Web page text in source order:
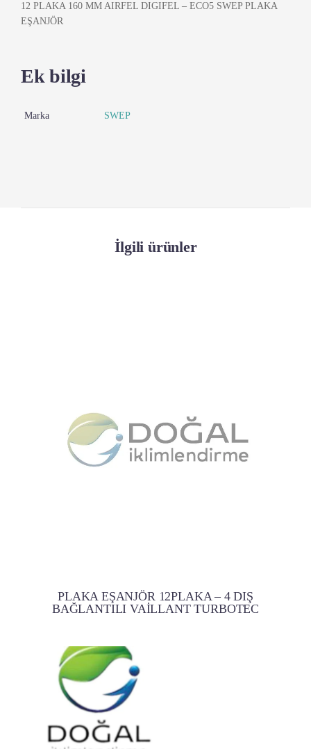
12 PLAKA 160 MM AIRFEL DIGIFEL – ECO5 SWEP PLAKA
EŞANJÖR
Ek bilgi
Marka SWEP
İlgili ürünler
PLAKA EŞANJÖR 12PLAKA – 4 DIŞ
BAĞLANTILI VAİLLANT TURBOTEC